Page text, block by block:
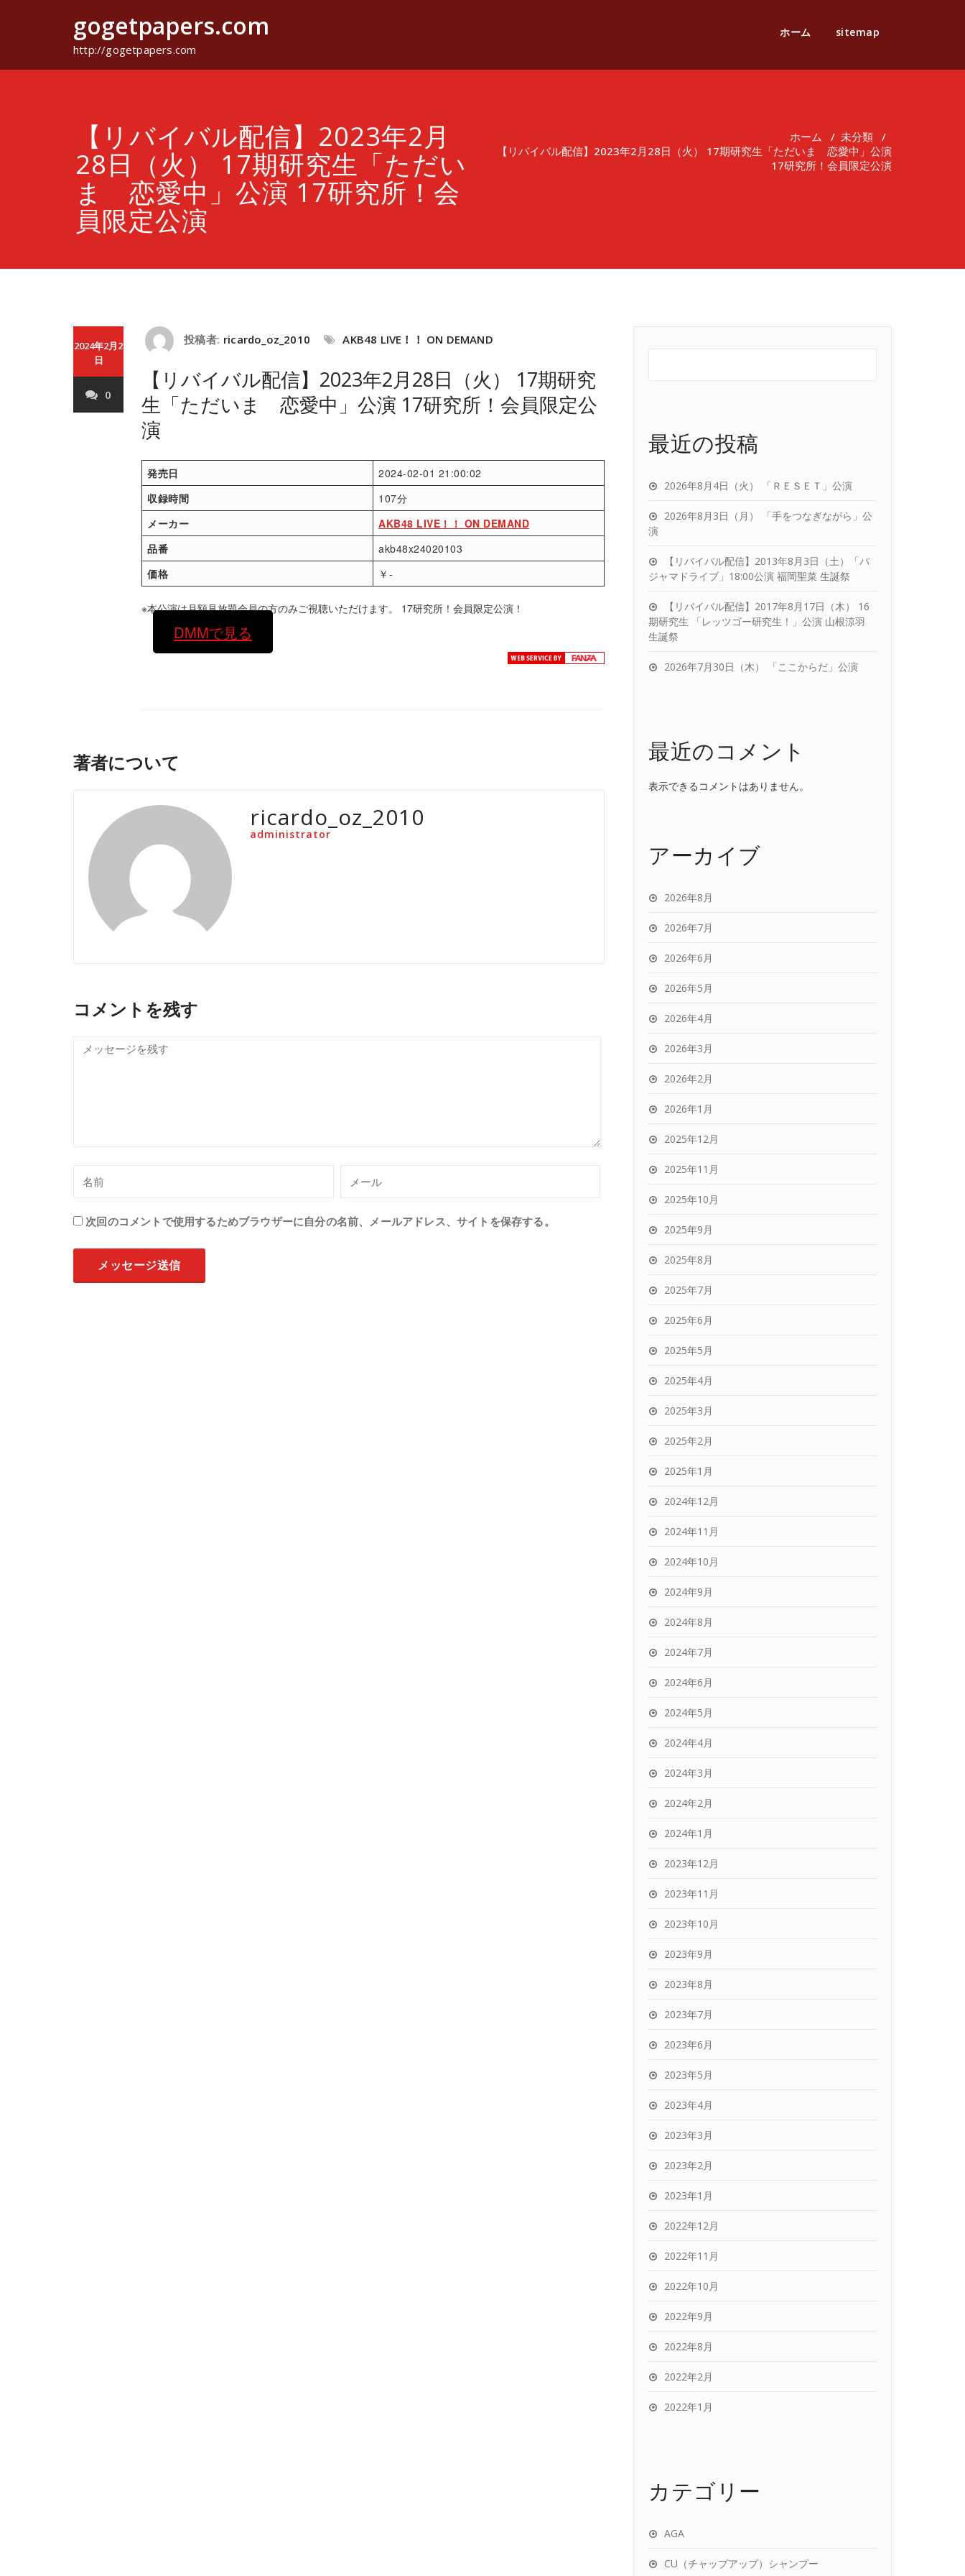
gogetpapers.com
http://gogetpapers.com
ホーム sitemap
【リバイバル配信】2023年2月
28日（火） 17期研究生「ただい
ま 恋愛中」公演 17研究所！会
員限定公演
ホーム / 未分類 /
【リバイバル配信】2023年2月28日（火） 17期研究生「ただいま 恋愛中」公演
17研究所！会員限定公演
2024年2月2
日
0
投稿者: ricardo_oz_2010 AKB48 LIVE！！ ON DEMAND
【リバイバル配信】2023年2月28日（火） 17期研究
生「ただいま 恋愛中」公演 17研究所！会員限定公
演
発売日
2024-02-01 21:00:02
収録時間
107分
メーカー
AKB48 LIVE！！ ON DEMAND
品番
akb48x24020103
価格
￥-
※本公演は月額見放題会員の方のみご視聴いただけます。 17研究所！会員限定公演！
DMMで見る
著者について
ricardo_oz_2010
administrator
コメントを残す
次回のコメントで使用するためブラウザーに自分の名前、メールアドレス、サイトを保存する。
最近の投稿
2026年8月4日（火） 「ＲＥＳＥＴ」公演
2026年8月3日（月） 「手をつなぎながら」公
演
【リバイバル配信】2013年8月3日（土）「パ
ジャマドライブ」18:00公演 福岡聖菜 生誕祭
【リバイバル配信】2017年8月17日（木） 16
期研究生 「レッツゴー研究生！」公演 山根涼羽
生誕祭
2026年7月30日（木） 「ここからだ」公演
最近のコメント
表示できるコメントはありません。
アーカイブ
2026年8月
2026年7月
2026年6月
2026年5月
2026年4月
2026年3月
2026年2月
2026年1月
2025年12月
2025年11月
2025年10月
2025年9月
2025年8月
2025年7月
2025年6月
2025年5月
2025年4月
2025年3月
2025年2月
2025年1月
2024年12月
2024年11月
2024年10月
2024年9月
2024年8月
2024年7月
2024年6月
2024年5月
2024年4月
2024年3月
2024年2月
2024年1月
2023年12月
2023年11月
2023年10月
2023年9月
2023年8月
2023年7月
2023年6月
2023年5月
2023年4月
2023年3月
2023年2月
2023年1月
2022年12月
2022年11月
2022年10月
2022年9月
2022年8月
2022年2月
2022年1月
カテゴリー
AGA
CU（チャップアップ）シャンプー